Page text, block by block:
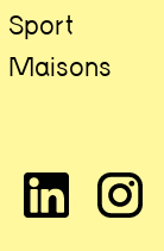
Sport
Maisons